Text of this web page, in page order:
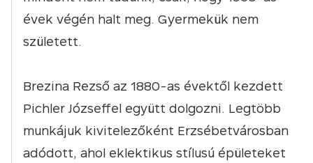
évek végén halt meg. Gyermekük nem
született.
Brezina Rezső az 1880-as évektől kezdett
Pichler Józseffel együtt dolgozni. Legtöbb
munkájuk kivitelezőként Erzsébetvárosban
adódott, ahol eklektikus stílusú épületeket